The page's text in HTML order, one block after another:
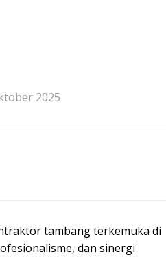
2025
tambang terkemuka di
dan sinergi